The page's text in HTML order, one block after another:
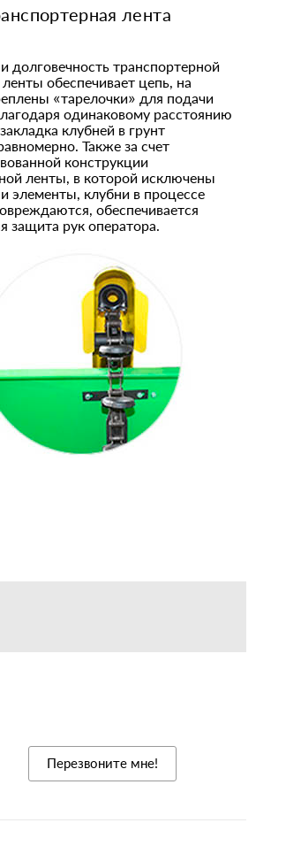
лента
долговечность транспортерной
обеспечивает цепь, на
«тарелочки» для подачи
одинаковому расстоянию
клубней в грунт
Также за счет
конструкции
ленты, в которой исключены
элементы, клубни в процессе
обеспечивается
защита рук оператора.
Перезвоните мне!